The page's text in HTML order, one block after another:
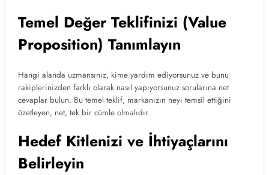
Temel Değer Teklifinizi (Value
Proposition) Tanımlayın
Hangi alanda uzmansınız, kime yardım ediyorsunuz ve bunu
rakiplerinizden farklı olarak nasıl yapıyorsunuz sorularına net
cevaplar bulun. Bu temel teklif, markanızın neyi temsil ettiğini
özetleyen, net, tek bir cümle olmalıdır.
Hedef Kitlenizi ve İhtiyaçlarını
Belirleyin